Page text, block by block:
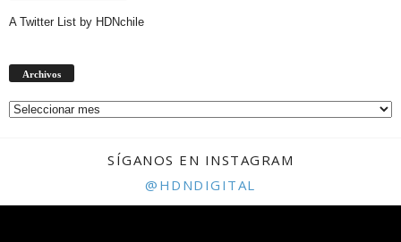
A Twitter List by HDNchile
Archivos
SÍGANOS EN INSTAGRAM
@HDNDIGITAL